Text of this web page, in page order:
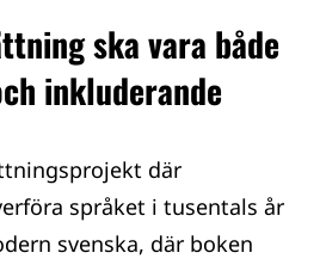
ska vara både
inkluderande
där
språket i tusentals år
svenska, där boken